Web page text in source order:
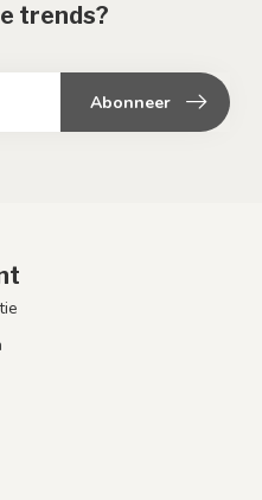
trends?
Abonneer